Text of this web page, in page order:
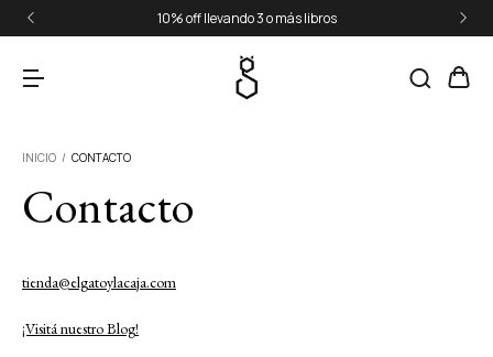
10% off llevando 3 o más libros
INICIO / CONTACTO
Contacto
tienda@elgatoylacaja.com
¡Visitá nuestro Blog!